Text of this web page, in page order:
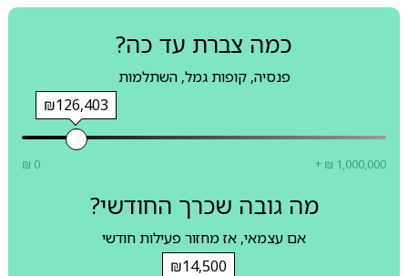
כמה צברת עד כה?
פנסיה, קופות גמל, השתלמות
₪126,403
₪ 0 + ₪ 1,000,000
מה גובה שכרך החודשי?
אם עצמאי, אז מחזור פעילות חודשי
₪14,500